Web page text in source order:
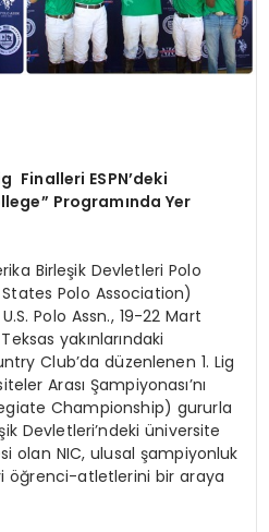
Finalleri ESPN’deki
Programında Yer
Birleşik Devletleri Polo
States Polo Association)
Polo Assn., 19-22 Mart
yakınlarındaki
Club’da düzenlenen 1. Lig
Arası Şampiyonası’nı
Championship) gururla
Devletleri’ndeki üniversite
olan NIC, ulusal şampiyonluk
öğrenci-atletlerini bir araya